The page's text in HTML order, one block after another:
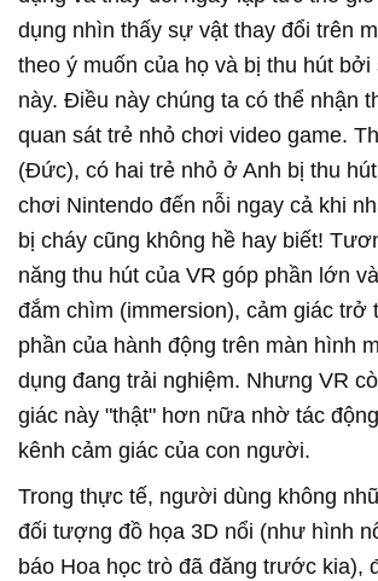
dụng nhìn thấy sự vật thay đổi trên
theo ý muốn của họ và bị thu hút bởi
này. Điều này chúng ta có thể nhận
quan sát trẻ nhỏ chơi video game.
(Đức), có hai trẻ nhỏ ở Anh bị thu
chơi Nintendo đến nỗi ngay cả khi
bị cháy cũng không hề hay biết!
năng thu hút của VR góp phần lớn
đắm chìm (immersion), cảm giác trở
phần của hành động trên màn hình
dụng đang trải nghiệm. Nhưng VR
giác này "thật" hơn nữa nhờ tác
kênh cảm giác của con người.
Trong thực tế, người dùng không
đối tượng đồ họa 3D nổi (như hình
báo Hoa học trò đã đăng trước kia),